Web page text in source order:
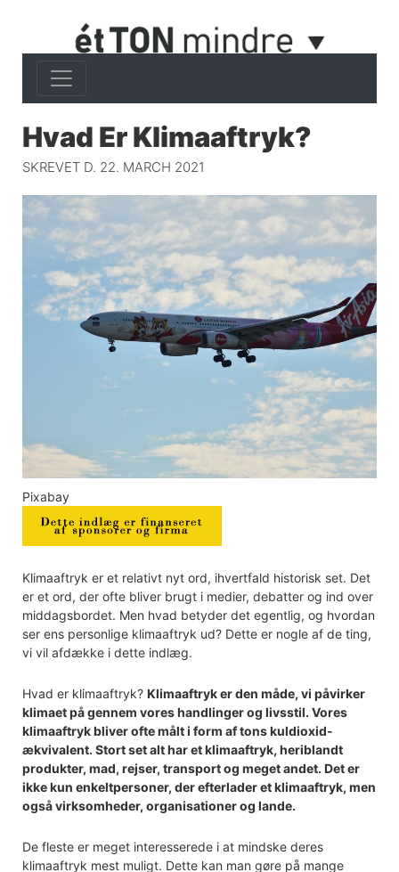
Hvad Er Klimaaftryk?
SKREVET D. 22. MARCH 2021
Pixabay
Klimaaftryk er et relativt nyt ord, ihvertfald historisk set. Det
er et ord, der ofte bliver brugt i medier, debatter og ind over
middagsbordet. Men hvad betyder det egentlig, og hvordan
ser ens personlige klimaaftryk ud? Dette er nogle af de ting,
vi vil afdække i dette indlæg.
Hvad er klimaaftryk? Klimaaftryk er den måde, vi påvirker
klimaet på gennem vores handlinger og livsstil. Vores
klimaaftryk bliver ofte målt i form af tons kuldioxid-
ækvivalent. Stort set alt har et klimaaftryk, heriblandt
produkter, mad, rejser, transport og meget andet. Det er
ikke kun enkeltpersoner, der efterlader et klimaaftryk, men
også virksomheder, organisationer og lande.
De fleste er meget interesserede i at mindske deres
klimaaftryk mest muligt. Dette kan man gøre på mange